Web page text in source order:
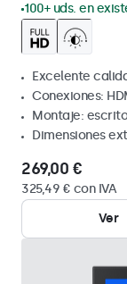
100+ uds. en
Excelente
Conexiones:
Montaje:
Dimensiones
269,00 €
325,49 € con IVA
Ver